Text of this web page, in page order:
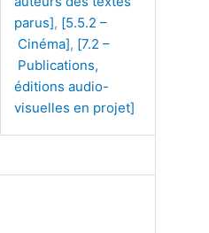
parus], [5.5.2 –
Cinéma], [7.2 –
Publications,
éditions audio-
visuelles en projet]